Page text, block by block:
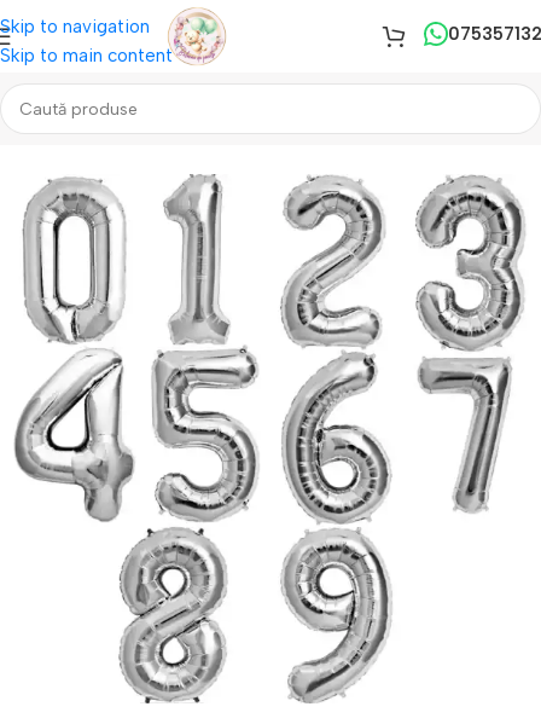
Skip to navigation
Skip to main content
Prima pagină/Baloane/Baloane Folie